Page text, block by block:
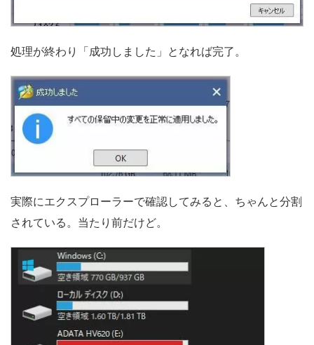
処理が終わり「成功しました」となれば完了。
実際にエクスプローラーで確認してみると、ちゃんと分割
されている。当たり前だけど。